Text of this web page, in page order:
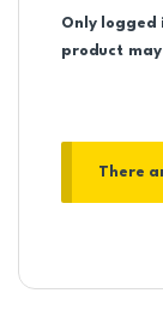
Only logged
product
There